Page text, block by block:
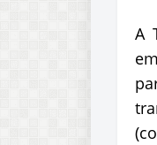
A